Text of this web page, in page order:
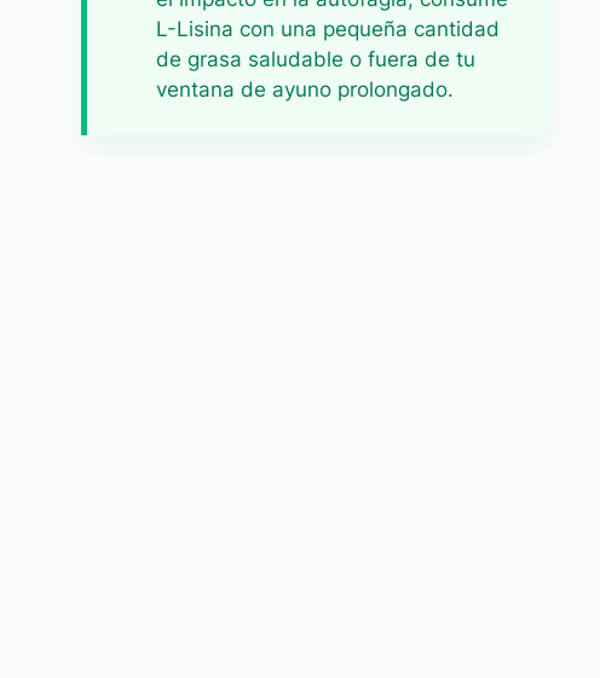
L-Lisina con una pequeña cantidad
de grasa saludable o fuera de tu
ventana de ayuno prolongado.